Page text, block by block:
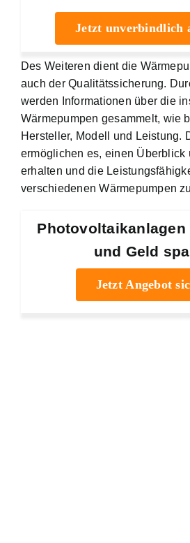
Jetzt unverbindlich
Des Weiteren dient die
auch der Qualitätssicherung.
werden Informationen über die
Wärmepumpen gesammelt, wie
Hersteller, Modell und Leistung.
ermöglichen es, einen Überblick
erhalten und die
verschiedenen Wärmepumpen
Photovoltaikanlagen
und Geld
Jetzt Angebot